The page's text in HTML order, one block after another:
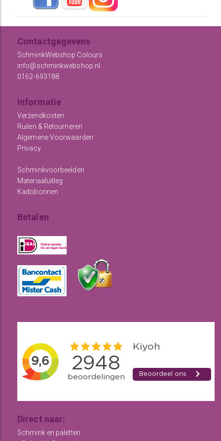
Contactgegevens
SchminkWebshop Colours
info@schminkwebshop.nl
0162-693188
Informatie
Verzendkosten
Ruilen & Retourneren
Algemene Voorwaarden
Privacy
Schminkvoorbeelden
Materiaaluitleg
Kadobonnen
Betalen
Direct naar:
Schmink en paletten